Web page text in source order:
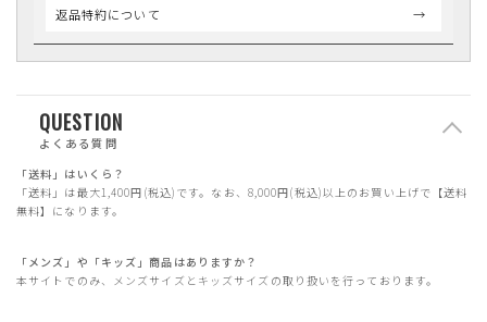
返品特約について
QUESTION
よくある質問
「送料」はいくら？
「送料」は最大1,400円(税込)です。なお、8,000円(税込)以上のお買い上げで【送料
無料】になります。
「メンズ」や「キッズ」商品はありますか？
本サイトでのみ、メンズサイズとキッズサイズの取り扱いを行っております。